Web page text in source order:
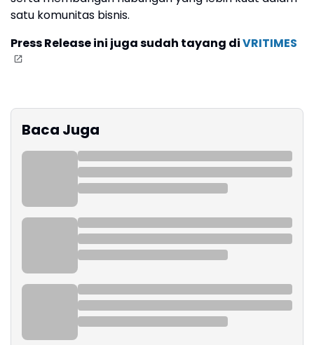
satu komunitas bisnis.
Press Release ini juga sudah tayang diVRITIMES
Baca Juga